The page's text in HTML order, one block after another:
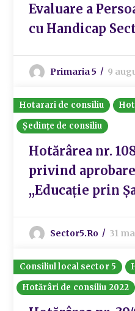
Evaluare a
cu Handicap
Primaria 5 9
Hotarari de consiliu
Ședințe de consiliu
Hotărârea nr.
privind
,,Educație prin
Sector5.ro 31
Consiliul local sector 5
Hotărâri de consiliu 2022